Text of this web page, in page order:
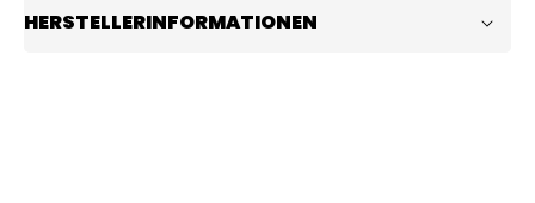
HERSTELLERINFORMATIONEN